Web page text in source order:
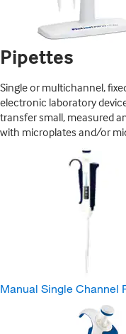
Pipettes
Single or multichannel,
electronic laboratory
transfer small, measured
with microplates and/or
Manual Single Channel